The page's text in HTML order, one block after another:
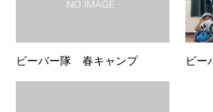
ビーバー隊 春キャンプ ビー